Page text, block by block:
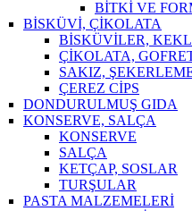
BİTKİ VE
BİSKÜVİ, ÇİKOLATA
BİSKÜVİLER,
ÇİKOLATA,
SAKIZ,
ÇEREZ CİPS
DONDURULMUŞ GIDA
KONSERVE, SALÇA
KONSERVE
SALÇA
KETÇAP, SOSLAR
TURŞULAR
PASTA MALZEMELERİ